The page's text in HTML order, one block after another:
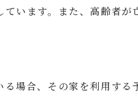
います。また、高齢者
場合、その家を利用す